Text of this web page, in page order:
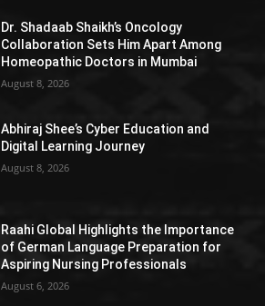
Dr. Shadaab Shaikh’s Oncology
Collaboration Sets Him Apart Among
Homeopathic Doctors in Mumbai
August 8, 2026
Abhiraj Shee’s Cyber Education and
Digital Learning Journey
August 8, 2026
Raahi Global Highlights the Importance
of German Language Preparation for
Aspiring Nursing Professionals
August 6, 2026